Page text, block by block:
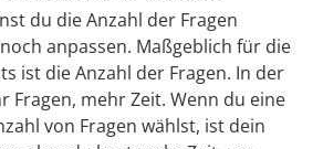
du die Anzahl der Fragen
anpassen. Maßgeblich für die
ist die Anzahl der Fragen. In der
Fragen, mehr Zeit. Wenn du eine
von Fragen wählst, ist dein